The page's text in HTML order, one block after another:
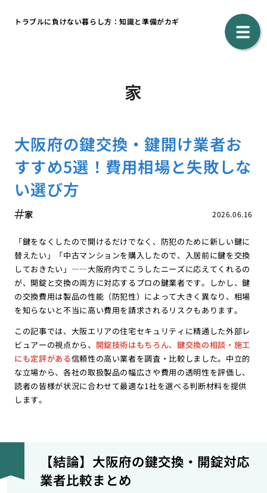
トラブルに負けない暮らし方：知識と準備がカギ
家
大阪府の鍵交換・鍵開け業者お
すすめ5選！費用相場と失敗しな
い選び方
2026.06.16
家
「鍵をなくしたので開けるだけでなく、防犯のために新しい鍵に
替えたい」「中古マンションを購入したので、入居前に鍵を交換
しておきたい」――大阪府内でこうしたニーズに応えてくれるの
が、開錠と交換の両方に対応するプロの鍵業者です。しかし、鍵
の交換費用は製品の性能（防犯性）によって大きく異なり、相場
を知らないと不当に高い費用を請求されるリスクもあります。
この記事では、大阪エリアの住宅セキュリティに精通した外部レ
ビュアーの視点から、 開錠技術はもちろん、鍵交換の相談・施工
にも定評がある信頼性の高い業者を調査・比較しました。中立的
な立場から、各社の取扱製品の幅広さや費用の透明性を評価し、
読者の皆様が状況に合わせて最適な1社を選べる判断材料を提供
します。
【結論】大阪府の鍵交換・開錠対応
業者比較まとめ